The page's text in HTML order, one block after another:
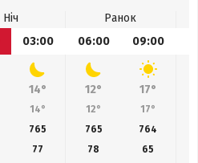
Ніч
Ранок
03:00 06:00 09:00
14° 12° 17°
14° 12° 17°
765 765 764
77 78 65